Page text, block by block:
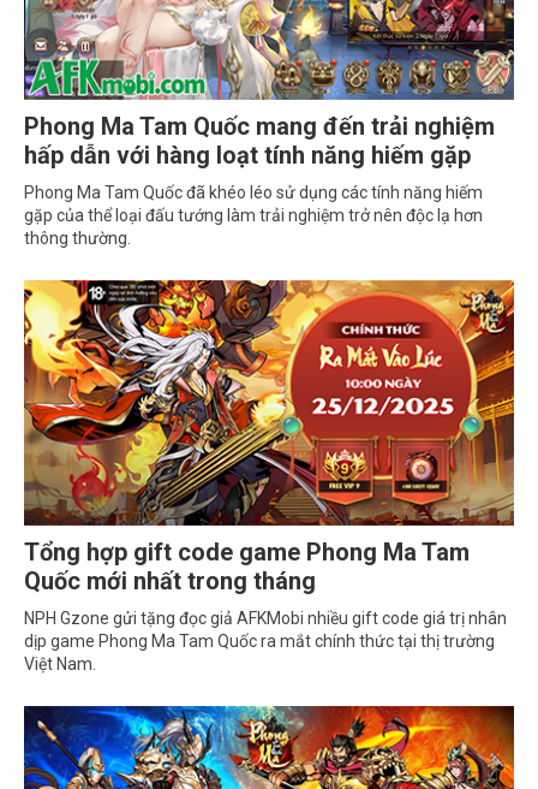
Phong Ma Tam Quốc mang đến trải nghiệm
hấp dẫn với hàng loạt tính năng hiếm gặp
Phong Ma Tam Quốc đã khéo léo sử dụng các tính năng hiếm
gặp của thể loại đấu tướng làm trải nghiệm trở nên độc lạ hơn
thông thường.
Tổng hợp gift code game Phong Ma Tam
Quốc mới nhất trong tháng
NPH Gzone gửi tặng đọc giả AFKMobi nhiều gift code giá trị nhân
dịp game Phong Ma Tam Quốc ra mắt chính thức tại thị trường
Việt Nam.